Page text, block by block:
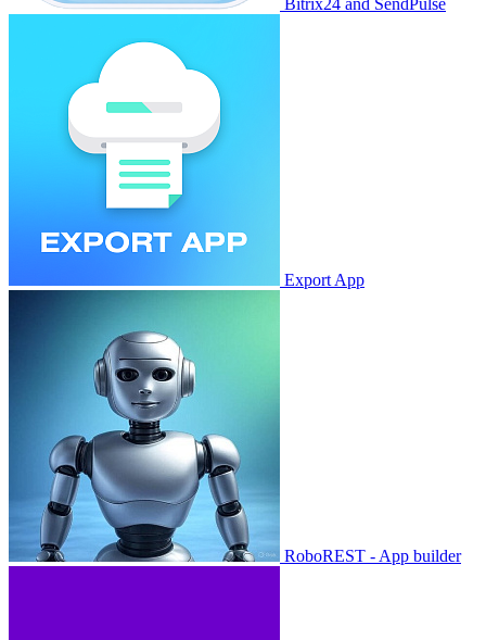
Bitrix24 and SendPulse
Export App
RoboREST - App builder